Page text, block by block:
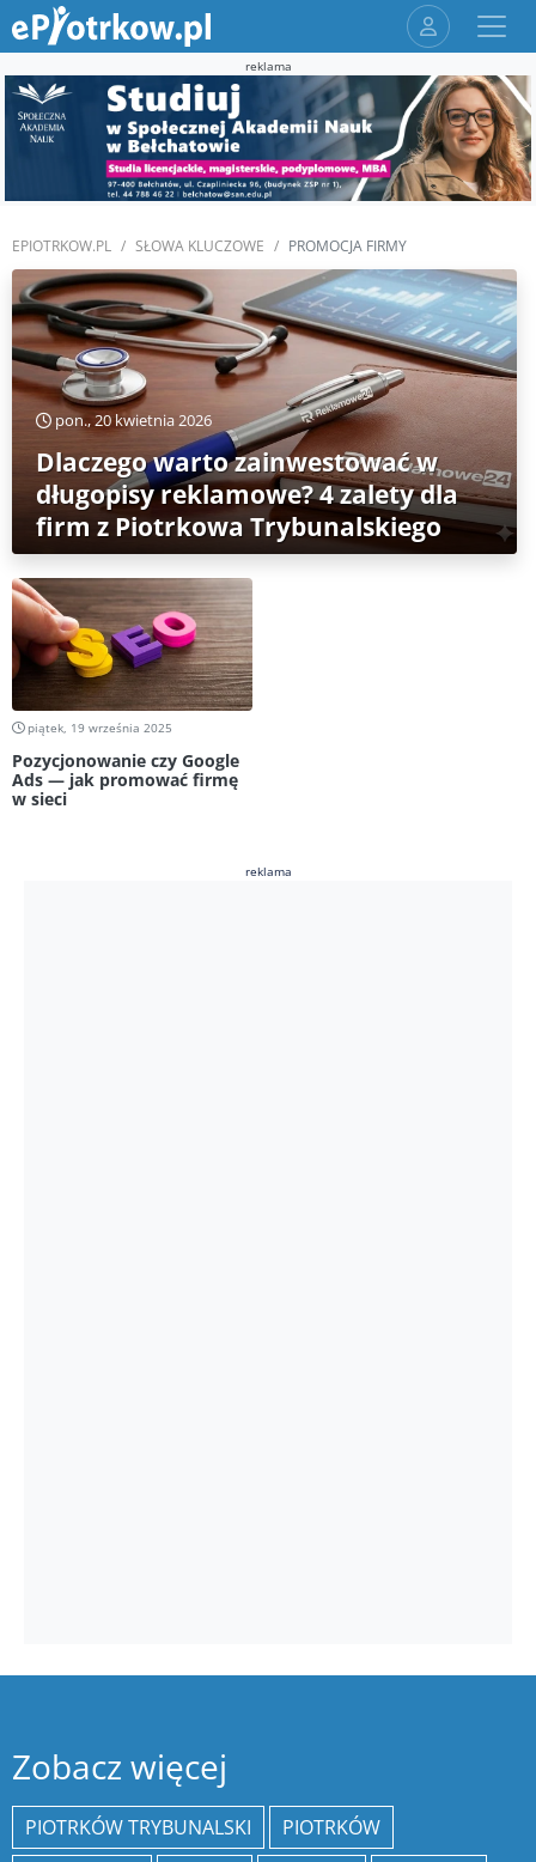
reklama
EPIOTRKOW.PL SŁOWA KLUCZOWE PROMOCJA FIRMY
pon., 20 kwietnia 2026
Dlaczego warto zainwestować w
długopisy reklamowe? 4 zalety dla
firm z Piotrkowa Trybunalskiego
piątek, 19 września 2025
Pozycjonowanie czy Google
Ads — jak promować firmę
w sieci
reklama
Zobacz więcej
PIOTRKÓW TRYBUNALSKI
PIOTRKÓW